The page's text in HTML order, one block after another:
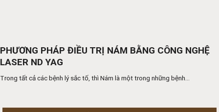
PHƯƠNG PHÁP ĐIỀU TRỊ NÁM BẰNG CÔNG NGHỆ
LASER ND YAG
Trong tất cả các bệnh lý sắc tố, thì Nám là một trong những bệnh...